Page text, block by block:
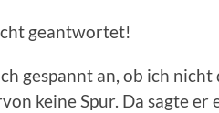
geantwortet!
gespannt an, ob ich
keine Spur. Da sagte